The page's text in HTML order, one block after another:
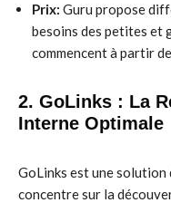
Prix: Guru propose
besoins des petites et
commencent à partir
2. GoLinks : La
Interne Optimale
GoLinks est une solution
concentre sur la